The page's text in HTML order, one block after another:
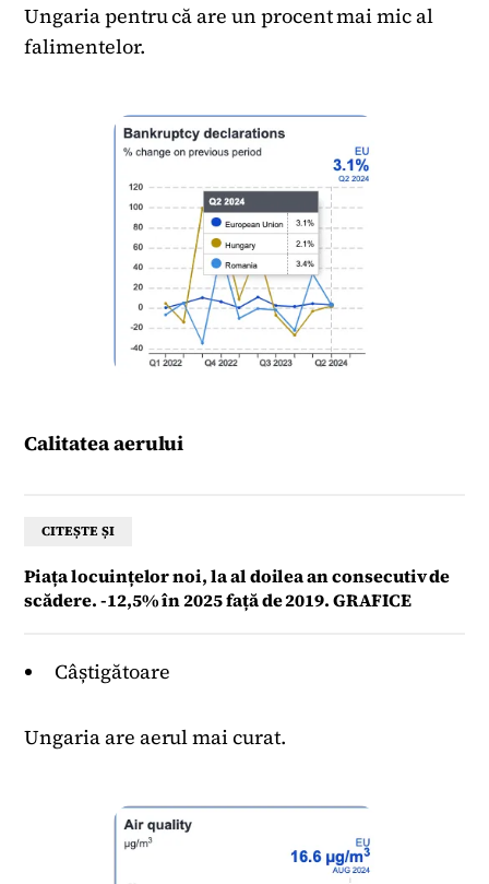
Ungaria pentru că are un procent mai mic al
falimentelor.
Calitatea aerului
CITEȘTE ȘI
Piața locuințelor noi, la al doilea an consecutiv de
scădere. -12,5% în 2025 față de 2019. GRAFICE
Câștigătoare
Ungaria are aerul mai curat.